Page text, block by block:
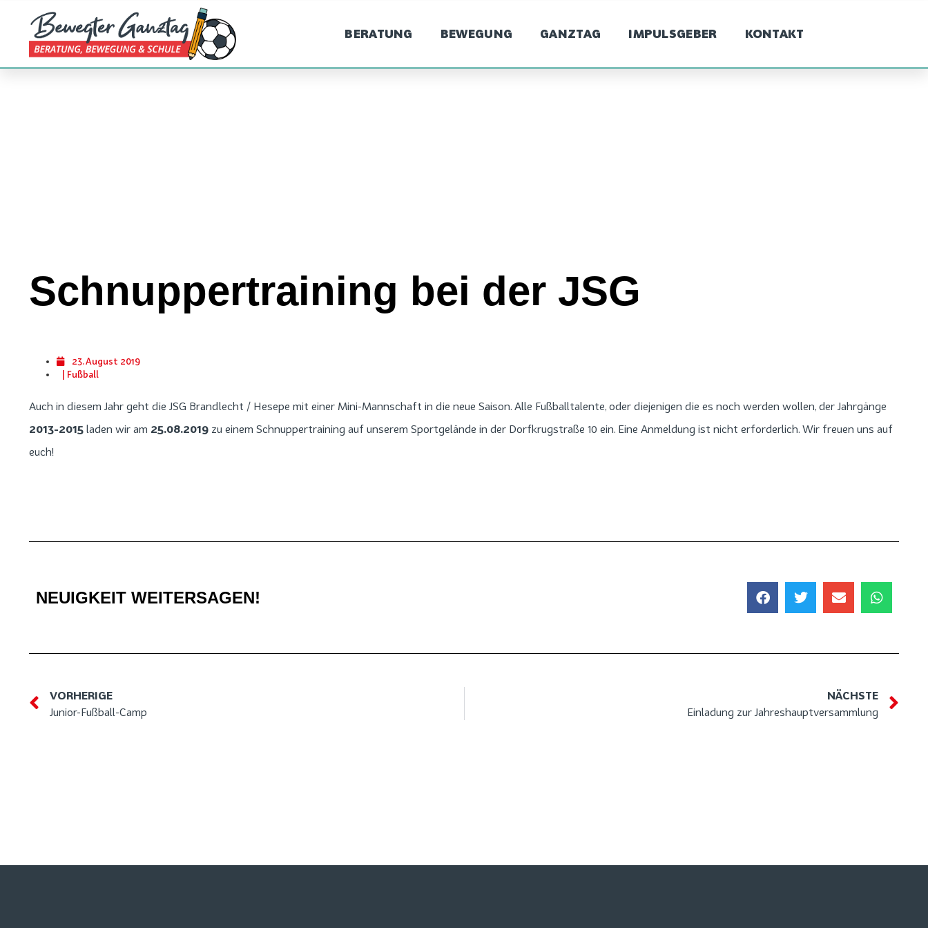
BERATUNG BEWEGUNG GANZTAG IMPULSGEBER KONTAKT
Schnuppertraining bei der JSG
23. August 2019
Fußball
Auch in diesem Jahr geht die JSG Brandlecht / Hesepe mit einer Mini-Mannschaft in die neue Saison. Alle Fußballtalente, oder diejenigen die es noch werden wollen, der Jahrgänge
2013-2015 laden wir am 25.08.2019 zu einem Schnuppertraining auf unserem Sportgelände in der Dorfkrugstraße 10 ein. Eine Anmeldung ist nicht erforderlich. Wir freuen uns auf
euch!
NEUIGKEIT WEITERSAGEN!
VORHERIGE
Junior-Fußball-Camp
NÄCHSTE
Einladung zur Jahreshauptversammlung